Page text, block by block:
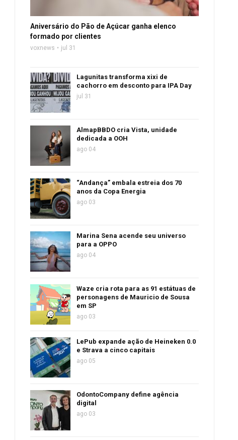
Aniversário do Pão de Açúcar ganha elenco
formado por clientes
voxnews jul 31
Lagunitas transforma xixi de
cachorro em desconto para IPA Day
jul 31
AlmapBBDO cria Vista, unidade
dedicada a OOH
ago 04
“Andança” embala estreia dos 70
anos da Copa Energia
ago 03
Marina Sena acende seu universo
para a OPPO
ago 04
Waze cria rota para as 91 estátuas de
personagens de Mauricio de Sousa
em SP
ago 03
LePub expande ação de Heineken 0.0
e Strava a cinco capitais
ago 05
OdontoCompany define agência
digital
ago 03